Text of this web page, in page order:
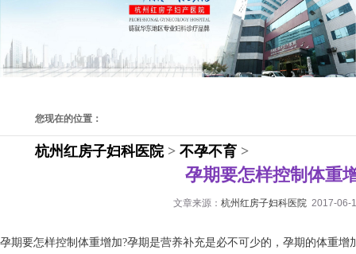
您现在的位置：
杭州红房子妇科医院> 不孕不育 >
孕期要怎样控制体重
文章来源： 杭州红房子妇科医院 2017-06-
孕期要怎样控制体重增加?孕期是营养补充是必不可少的，孕期的体重